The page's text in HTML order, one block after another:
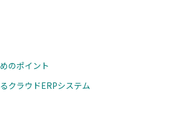
のポイント
クラウドERPシステム